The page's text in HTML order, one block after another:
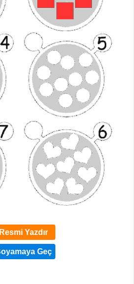
Resmi Yazdır